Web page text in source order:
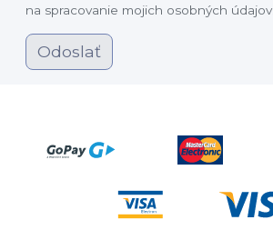
na spracovanie mojich osobných údajov.
Odoslať